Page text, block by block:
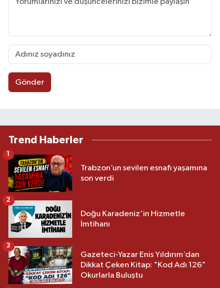
Gönder
Trend Haberler
Trabzon’un sevilen esnafı yaşamına
son verdi
Doğu Karadeniz'in Hizmetle
İmtihanı
2
Gazeteci-Yazar Enis Yıldırım’dan
Dikkat Çeken Kitap: "Kod Adı 126"
Okurlarla Buluştu
3